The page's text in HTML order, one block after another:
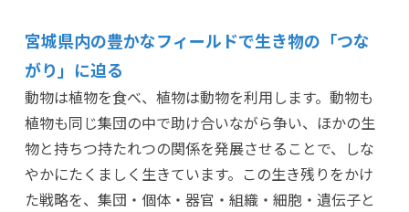
宮城県内の豊かなフィールドで生き物の「つな
がり」に迫る
動物は植物を食べ、植物は動物を利用します。動物も
植物も同じ集団の中で助け合いながら争い、ほかの生
物と持ちつ持たれつの関係を発展させることで、しな
やかにたくましく生きています。この生き残りをかけ
た戦略を、集団・個体・器官・組織・細胞・遺伝子と